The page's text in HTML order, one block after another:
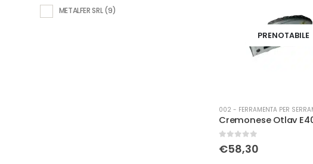
PRENOTABILE
002 - FERRAMENTA PER
Su 5
€58,30
METALFER SRL (9)